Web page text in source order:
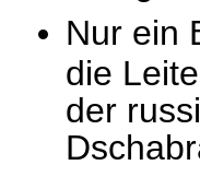
Nur ein
die
der